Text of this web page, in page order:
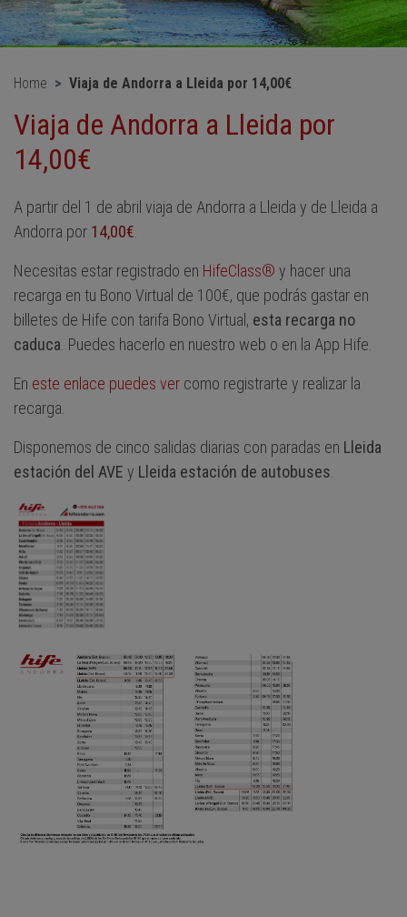
Home Viaja de Andorra a Lleida por 14,00€
Viaja de Andorra a Lleida por
14,00€
A partir del 1 de abril viaja de Andorra a Lleida y de Lleida a
Andorra por 14,00€
Necesitas estar registrado en HifeClass® y hacer una
recarga en tu Bono Virtual de 100€, que podrás gastar en
billetes de Hife con tarifa Bono Virtual, esta recarga no
caduca . Puedes hacerlo en nuestro web o en la App Hife.
En este enlace puedes ver como registrarte y realizar la
recarga.
Disponemos de cinco salidas diarias con paradas en Lleida
estación del AVE y Lleida estación de autobuses